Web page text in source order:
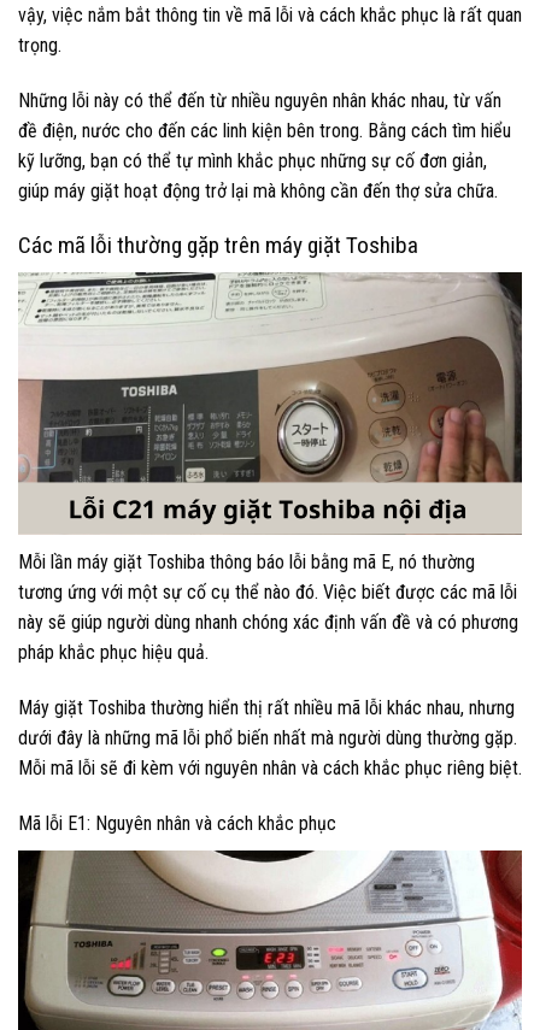
vậy, việc nắm bắt thông tin về mã lỗi và cách khắc phục là rất quan
trọng.
Những lỗi này có thể đến từ nhiều nguyên nhân khác nhau, từ vấn
đề điện, nước cho đến các linh kiện bên trong. Bằng cách tìm hiểu
kỹ lưỡng, bạn có thể tự mình khắc phục những sự cố đơn giản,
giúp máy giặt hoạt động trở lại mà không cần đến thợ sửa chữa.
Các mã lỗi thường gặp trên máy giặt Toshiba
Mỗi lần máy giặt Toshiba thông báo lỗi bằng mã E, nó thường
tương ứng với một sự cố cụ thể nào đó. Việc biết được các mã lỗi
này sẽ giúp người dùng nhanh chóng xác định vấn đề và có phương
pháp khắc phục hiệu quả.
Máy giặt Toshiba thường hiển thị rất nhiều mã lỗi khác nhau, nhưng
dưới đây là những mã lỗi phổ biến nhất mà người dùng thường gặp.
Mỗi mã lỗi sẽ đi kèm với nguyên nhân và cách khắc phục riêng biệt.
Mã lỗi E1: Nguyên nhân và cách khắc phục